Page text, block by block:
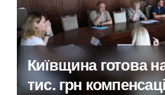
в
Київщина готова
тис. грн